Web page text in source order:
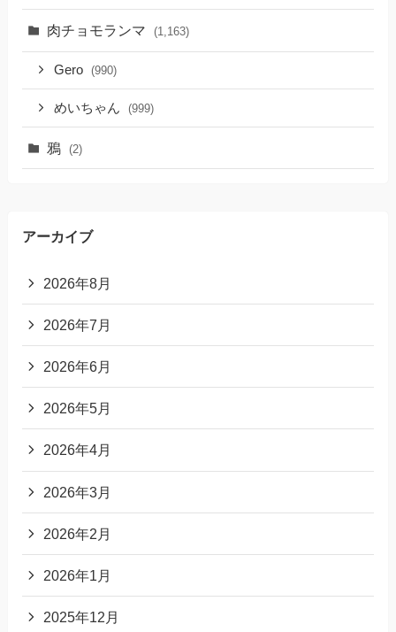
肉チョモランマ (1,163)
Gero (990)
めいちゃん (999)
鴉 (2)
アーカイブ
2026年8月
2026年7月
2026年6月
2026年5月
2026年4月
2026年3月
2026年2月
2026年1月
2025年12月